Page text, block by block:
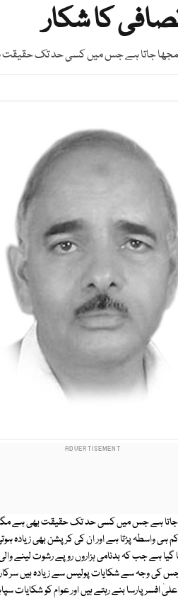
کا شکار
سمجھا جاتا ہے جس میں کسی حد تک
جاتا ہے جس میں کسی حد تک حقیقت بھی ہے
واسطہ پڑتا ہے اور ان کی کرپشن بھی زیادہ
کھا گیا ہے جب کہ بدنامی ہزاروں روپے رشوت
کی وجہ سے شکایات پولیس سے زیادہ ہیں
افسر پارسا بنے رہتے ہیں اور عوام کو